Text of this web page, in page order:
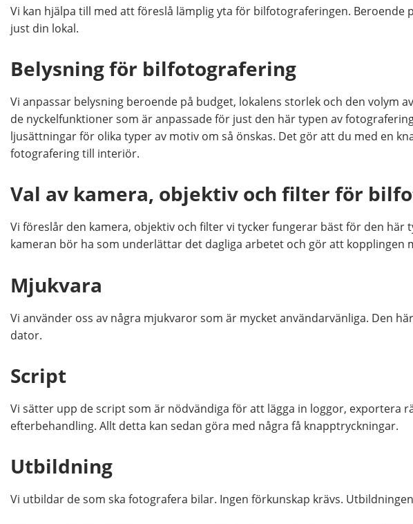
Vi kan hjälpa till med att föreslå lämplig yta för bilfotograferingen.
just din lokal.
Belysning för bilfotografering
Vi anpassar belysning beroende på budget, lokalens storlek och den volym
de nyckelfunktioner som är anpassade för just den här typen av
ljusättningar för olika typer av motiv om så önskas. Det gör att du med en
fotografering till interiör.
Val av kamera, objektiv och filter för
Vi föreslår den kamera, objektiv och filter vi tycker fungerar bäst för den
kameran bör ha som underlättar det dagliga arbetet och gör att kopplingen
Mjukvara
Vi använder oss av några mjukvaror som är mycket användarvänliga. Den
dator.
Script
Vi sätter upp de script som är nödvändiga för att lägga in loggor, exportera
efterbehandling. Allt detta kan sedan göra med några få knapptryckningar.
Utbildning
Vi utbildar de som ska fotografera bilar. Ingen förkunskap krävs.